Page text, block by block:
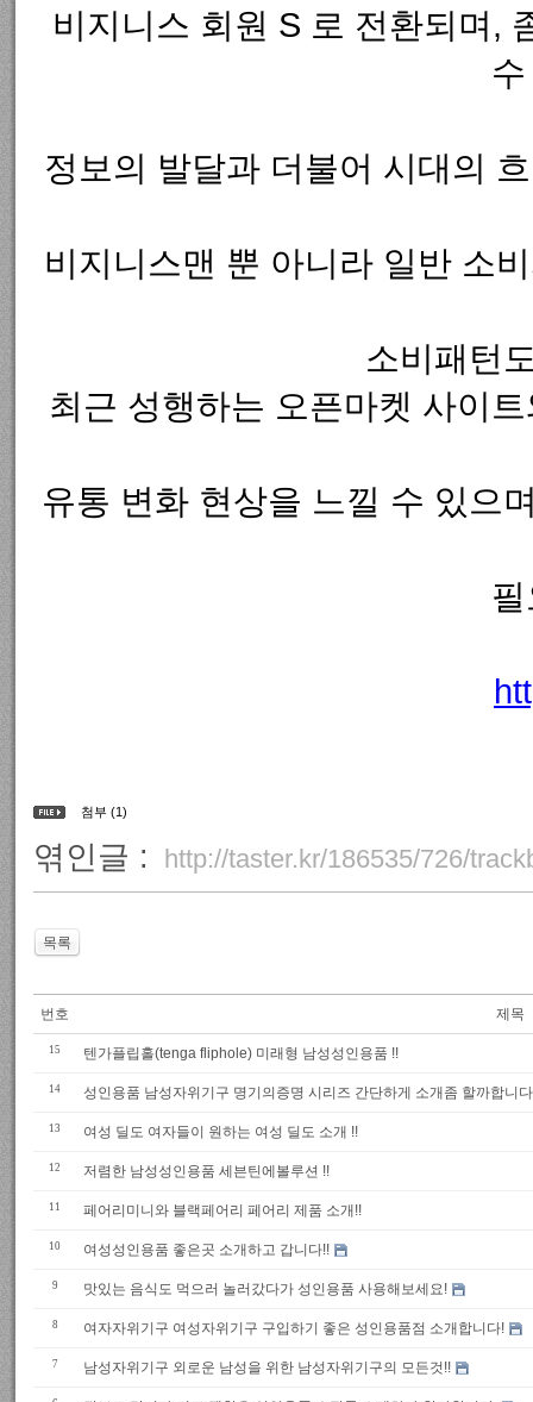
비지니스 회원 S 로 전환되며,
정보의 발달과 더불어 시대의
비지니스맨 뿐 아니라 일반 소
소비패턴
최근 성행하는 오픈마켓 사이
유통 변화 현상을 느낄 수 있으
첨부 (1)
엮인글 : http://taster.kr/186535/726/
목록
번호 제목
15 텐가플립홀(tenga fliphole) 미래형 남성성인용품 !!
14 성인용품 남성자위기구 명기의증명 시리즈 간단하게 소개좀 할까합니
13 여성 딜도 여자들이 원하는 여성 딜도 소개 !!
12 저렴한 남성성인용품 세븐틴에볼루션 !!
11 페어리미니와 블랙페어리 페어리 제품 소개!!
10 여성성인용품 좋은곳 소개하고 갑니다!!
9 맛있는 음식도 먹으러 놀러갔다가 성인용품 사용해보세요!
8 여자자위기구 여성자위기구 구입하기 좋은 성인용품점 소개합니다!
7 남성자위기구 외로운 남성을 위한 남성자위기구의 모든것!!